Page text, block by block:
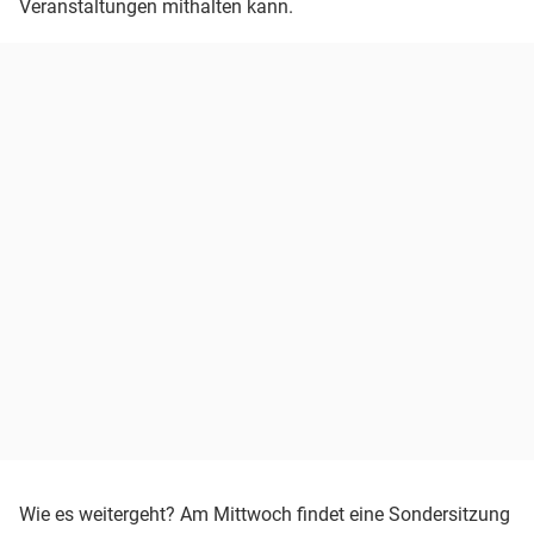
Veranstaltungen mithalten kann.
Wie es weitergeht? Am Mittwoch findet eine Sondersitzung